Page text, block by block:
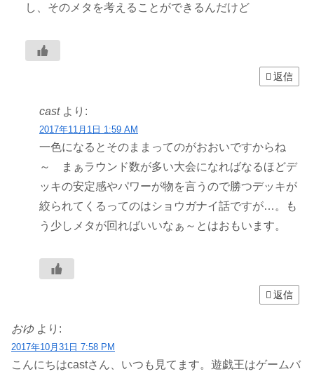
し、そのメタを考えることができるんだけど
返信
cast より:
2017年11月1日 1:59 AM
一色になるとそのままってのがおおいですからね
～ まぁラウンド数が多い大会になればなるほどデ
ッキの安定感やパワーが物を言うので勝つデッキが
絞られてくるってのはショウガナイ話ですが…。も
う少しメタが回ればいいなぁ～とはおもいます。
返信
おゆ より:
2017年10月31日 7:58 PM
こんにちはcastさん、いつも見てます。遊戯王はゲームバ